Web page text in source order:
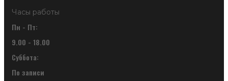
Часы работы
Пн - Пт:
9.00 - 18.00
Суббота:
По записи